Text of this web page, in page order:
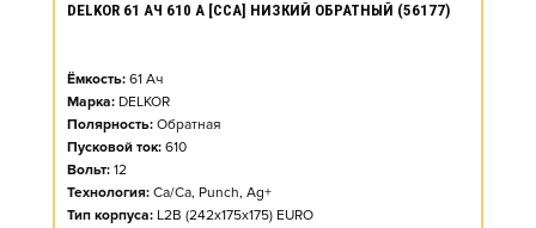
DELKOR 61 АЧ 610 А [CCA] НИЗКИЙ ОБРАТНЫЙ (56177)
Ёмкость: 61 Ач
Марка: DELKOR
Полярность: Обратная
Пусковой ток: 610
Вольт: 12
Технология: Ca/Ca, Punch, Ag+
Тип корпуса: L2B (242x175x175) EURO